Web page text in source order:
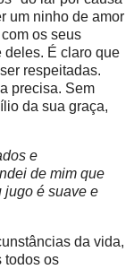
um ninho de amor
os seus
deles. É claro que
respeitadas.
precisa. Sem
da sua graça,
e
de mim que
jugo é suave e
da vida,
todos os